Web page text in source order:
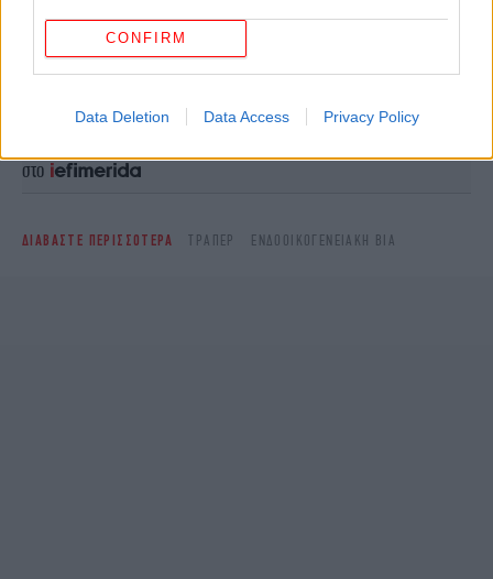
CONFIRM
Data Deletion Data Access Privacy Policy
Ακολουθήστε το στο Google Newsκαι μάθετε
στο
ΔΙΑΒΑΣΤΕ ΠΕΡΙΣΣΟΤΕΡΑ ΤΡΑΠΕΡ ΕΝΔΟΟΙΚΟΓΕΝΕΙΑΚΉ ΒΊΑ